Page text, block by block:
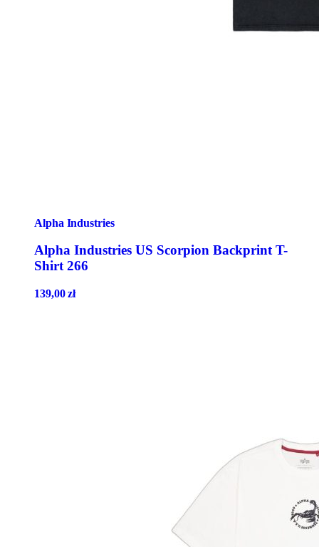
Alpha Industries
Alpha Industries US Scorpion Backprint T-
Shirt 266
139,00zł